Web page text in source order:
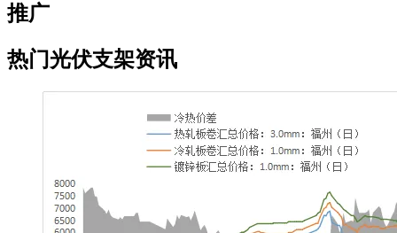
推广
热门光伏支架资讯